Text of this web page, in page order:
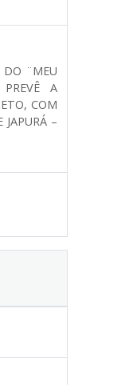
DO ¨MEU
A
COM
–